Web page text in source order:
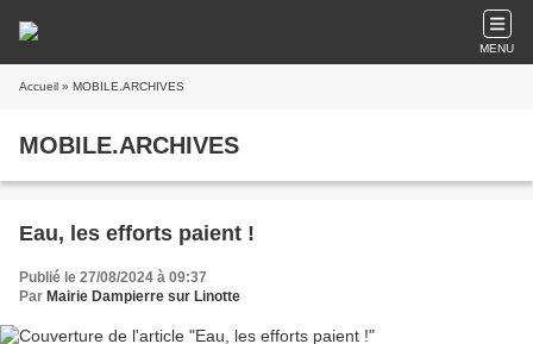
MENU
Accueil » MOBILE.ARCHIVES
MOBILE.ARCHIVES
Eau, les efforts paient !
Publié le 27/08/2024 à 09:37
Par Mairie Dampierre sur Linotte